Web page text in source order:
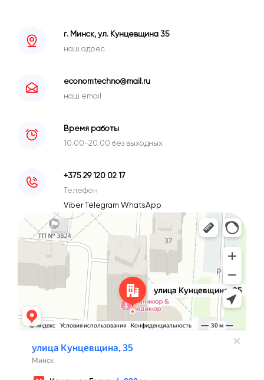
г. Минск, ул. Кунцевщина 35
наш адрес
economtechno@mail.ru
наш email
Время работы
10.00-20.00 без выходных
+375 29 120 02 17
Телефон
ViberTelegram WhatsApp
Минск
Улица Кунцевщина, 35 — Яндекс Карты